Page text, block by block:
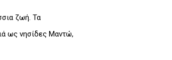
ζωή. Τα
ως νησίδες Μαντώ,